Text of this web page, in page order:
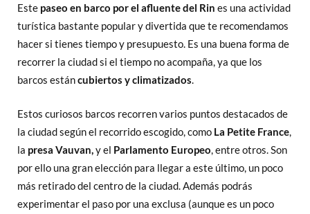
Este paseo en barco por el afluente del Rin es una actividad
turística bastante popular y divertida que te recomendamos
hacer si tienes tiempo y presupuesto. Es una buena forma de
recorrer la ciudad si el tiempo no acompaña, ya que los
barcos estáncubiertos y climatizados.
Estos curiosos barcos recorren varios puntos destacados de
la ciudad según el recorrido escogido, como La Petite France,
la presa Vauvan,y el Parlamento Europeo, entre otros. Son
por ello una gran elección para llegar a este último, un poco
más retirado del centro de la ciudad. Además podrás
experimentar el paso por una exclusa (aunque es un poco